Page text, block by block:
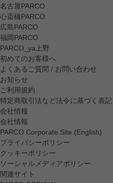
名古屋PARCO
心斎橋PARCO
広島PARCO
福岡PARCO
PARCO_ya上野
初めてのお客様へ
よくあるご質問 / お問い合わせ
お知らせ
ご利用規約
特定商取引法など法令に基づく表記
会社情報
会社情報
PARCO Corporate Site (English)
プライバシーポリシー
クッキーポリシー
ソーシャルメディアポリシー
関連サイト